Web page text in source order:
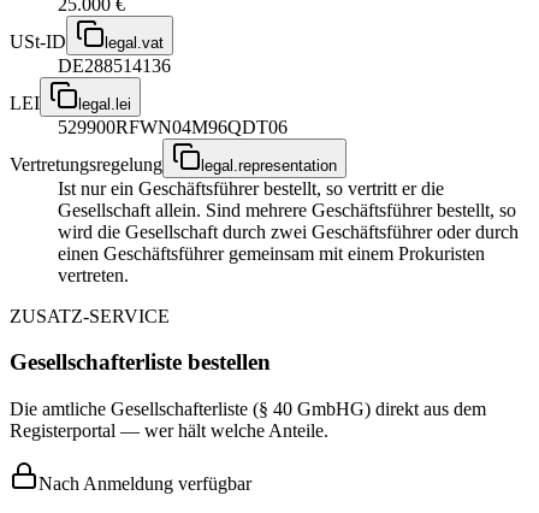
USt-ID
legal.vat
DE288514136
LEI
legal.lei
529900RFWN04M96QDT06
Vertretungsregelung
legal.representation
Ist nur ein Geschäftsführer bestellt, so vertritt er die
Gesellschaft allein. Sind mehrere Geschäftsführer bestellt, so
wird die Gesellschaft durch zwei Geschäftsführer oder durch
einen Geschäftsführer gemeinsam mit einem Prokuristen
vertreten.
ZUSATZ-SERVICE
Gesellschafterliste bestellen
Die amtliche Gesellschafterliste (§ 40 GmbHG) direkt aus dem
Registerportal — wer hält welche Anteile.
Nach Anmeldung verfügbar